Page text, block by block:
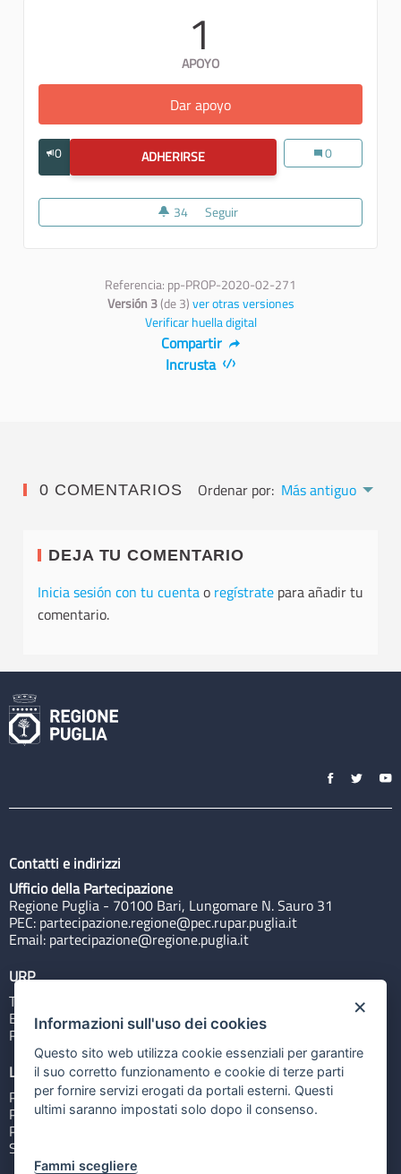
1
APOYO
Dar apoyo
0 ADHERIRSEI CINEMA ABBANDONATI COME
I cinema
0
34 34 seguidoras
SeguirI cinema abbandonati come
Referencia: pp-PROP-2020-02-271
Versión 3(de 3)ver otras versiones
Verificar huella digital
Compartir
Incrusta
0 COMENTARIOS Ordenar por: Más antiguo
DEJA TU COMENTARIO
Inicia sesión con tu cuentao regístrate para añadir tu
comentario.
Contatti e indirizzi
Ufficio della Partecipazione
Regione Puglia - 70100 Bari, Lungomare N. Sauro 31
PEC: partecipazione.regione@pec.rupar.puglia.it
Email: partecipazione@regione.puglia.it
URP
Tel: 800713939
Email:quiregione@regione.puglia.it
Rubrica
Link utili
Portale Istituzionale
PO FESR Puglia 2014-2020
PSR Puglia 2014-2020
Sistema Puglia
×
Informazioni sull'uso dei cookies
Questo sito web utilizza cookie essenziali per garantire
il suo corretto funzionamento e cookie di terze parti
per fornire servizi erogati da portali esterni. Questi
ultimi saranno impostati solo dopo il consenso.
Fammi scegliere